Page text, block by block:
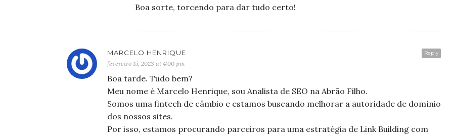
Boa sorte, torcendo para dar tudo certo!
Reply
MARCELO HENRIQUE
fevereiro 15, 2023 at 4:00 pm
Boa tarde. Tudo bem?
Meu nome é Marcelo Henrique, sou Analista de SEO na Abrão Filho.
Somos uma fintech de câmbio e estamos buscando melhorar a autoridade de domínio
dos nossos sites.
Por isso, estamos procurando parceiros para uma estratégia de Link Building com